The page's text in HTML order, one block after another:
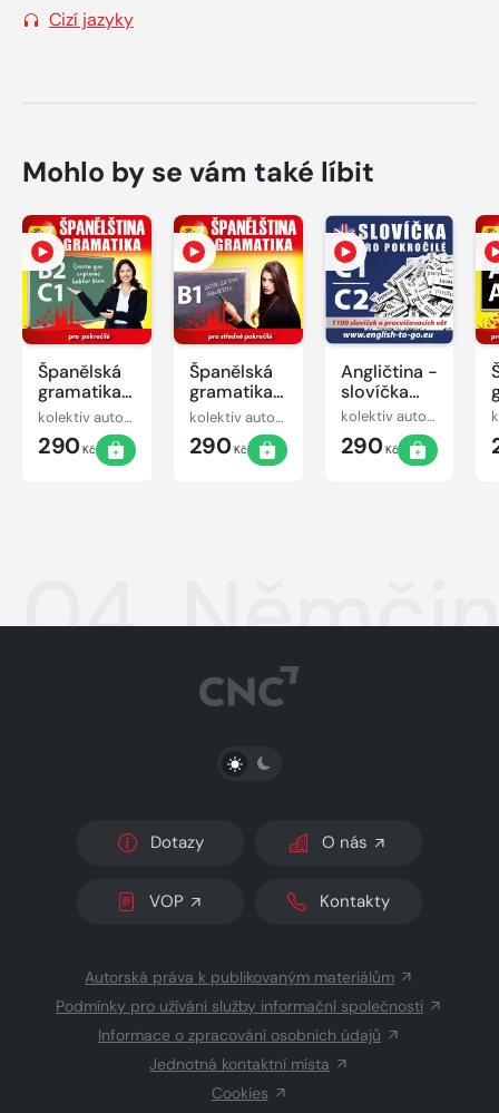
Cizí jazyky
Mohlo by se vám také líbit
Španělská
gramatika
B2, C1
kolektiv autorů
290Kč
Španělská
gramatika
B1
kolektiv autorů
290Kč
Angličtina -
slovíčka
pro
pokročilé
C1-C2
kolektiv autorů
290Kč
04.
PŘEPNOUT SVĚTLÝ/TMAVÝ REŽIM
Dotazy O nás
VOP Kontakty
Autorská práva k publikovaným materiálům
Podmínky pro užívání služby informační společnosti
Informace o zpracování osobních údajů
Jednotná kontaktní místa
Cookies